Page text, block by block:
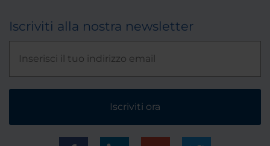
Iscriviti alla nostra newsletter
Iscriviti ora